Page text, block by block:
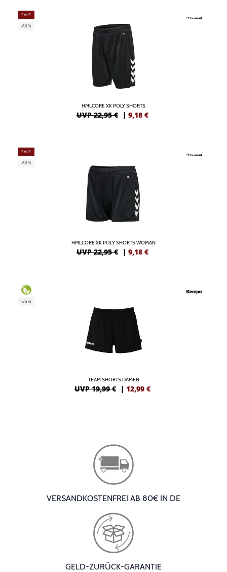
SALE
-60%
HMLCORE XK POLY SHORTS
UVP 22,95 € | 9,18 €
SALE
-60%
HMLCORE XK POLY SHORTS WOMAN
UVP 22,95 € | 9,18 €
-35%
TEAM SHORTS DAMEN
UVP 19,99 € | 12,99 €
VERSANDKOSTENFREI AB 80€ IN DE
GELD-ZURÜCK-GARANTIE